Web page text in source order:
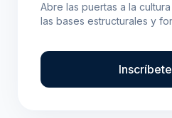
Abre las puertas a la
las bases estructurales y